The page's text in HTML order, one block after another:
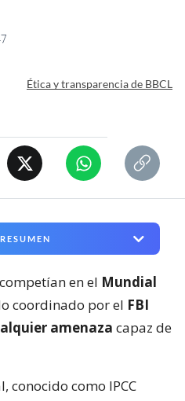
Ética y transparencia de BBCL
en el Mundial
coordinado por el FBI
amenaza capaz de
conocido como IPCC